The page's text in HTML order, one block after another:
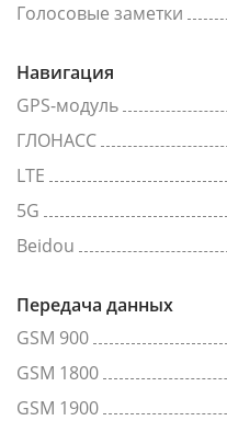
Голосовые заметки
Навигация
GPS-модуль
ГЛОНАСС
LTE
5G
Beidou
Передача данных
GSM 900
GSM 1800
GSM 1900